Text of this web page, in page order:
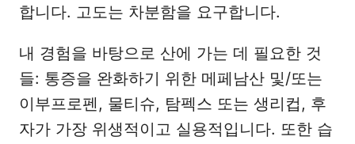
합니다. 고도는 차분함을 요구합니다.
내 경험을 바탕으로 산에 가는 데 필요한 것
들: 통증을 완화하기 위한 메페남산 및/또는
이부프로펜, 물티슈, 탐펙스 또는 생리컵, 후
자가 가장 위생적이고 실용적입니다. 또한 습